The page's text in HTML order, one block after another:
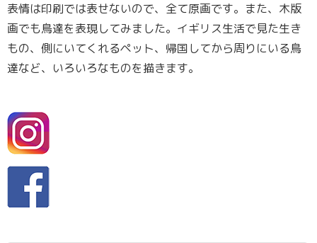
表情は印刷では表せないので、全て原画です。また、木版
画でも鳥達を表現してみました。イギリス生活で見た生き
もの、側にいてくれるペット、帰国してから周りにいる鳥
達など、いろいろなものを描きます。